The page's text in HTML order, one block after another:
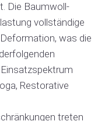
Die Baumwoll-
vollständige
was die
Restorative
treten